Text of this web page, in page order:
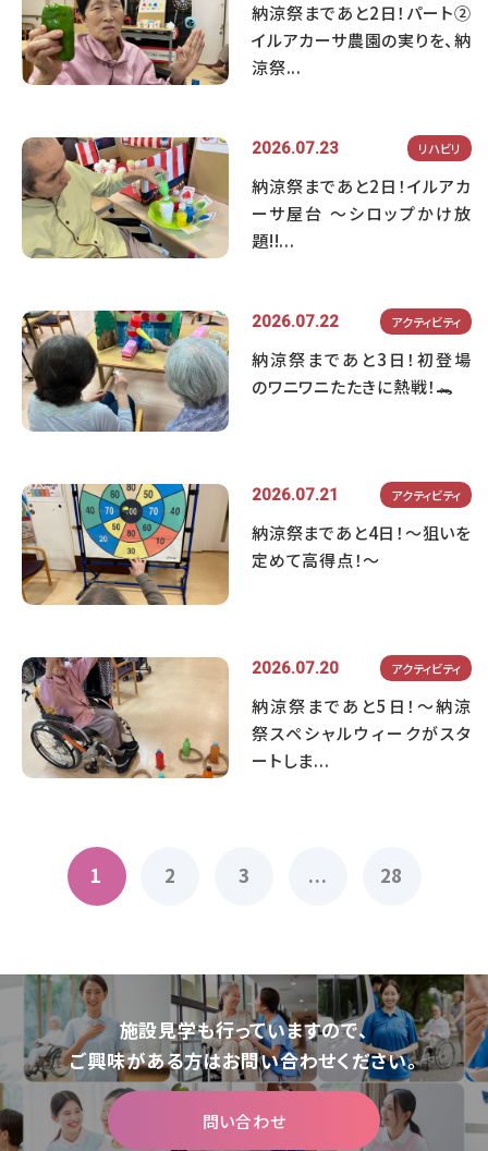
納涼祭まであと2日！パート②
イルアカーサ農園の実りを、納
涼祭...
2026.07.23 リハビリ
納涼祭まであと2日！イルアカ
ーサ屋台 ～シロップかけ放
題!!...
2026.07.22 アクティビティ
納涼祭まであと3日！初登場
のワニワニたたきに熱戦！🐊
2026.07.21 アクティビティ
納涼祭まであと4日！～狙いを
定めて高得点！～
2026.07.20 アクティビティ
納涼祭まであと5日！～納涼
祭スペシャルウィークがスタ
ートしま...
1 2 3 ... 28
施設⾒学も⾏っていますので、
ご興味がある⽅はお問い合わせください。
問い合わせ